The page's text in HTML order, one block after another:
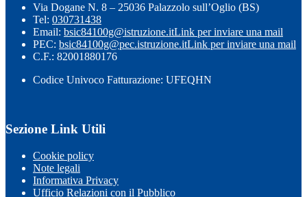
Via Dogane N. 8 – 25036 Palazzolo sull’Oglio (BS)
Tel: 030731438
Email: bsic84100g@istruzione.itLink per inviare una mail
PEC: bsic84100g@pec.istruzione.itLink per inviare una mail
C.F.: 82001880176
Codice Univoco Fatturazione: UFEQHN
Sezione Link Utili
Cookie policy
Note legali
Informativa Privacy
Ufficio Relazioni con il Pubblico